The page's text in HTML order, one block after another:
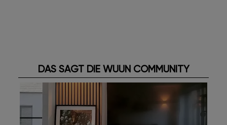
DAS SAGT DIE WUUN COMMUNITY